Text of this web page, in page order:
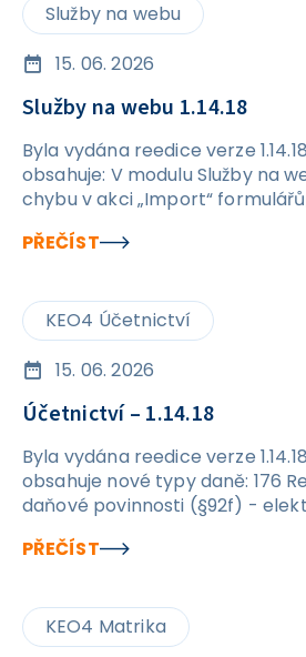
Služby na webu
15. 06. 2026
Služby na webu 1.14.18
Byla vydána reedice verze
obsahuje: V modulu Služby na
chybu v akci „Import“
formulářů.
PŘEČÍST
KEO4 Účetnictví
15. 06. 2026
Účetnictví – 1.14.18
Byla vydána reedice verze
obsahuje nové typy daně: 176
daňové povinnosti (§92f) -
(§92f) - elektřina
PŘEČÍST
KEO4 Matrika